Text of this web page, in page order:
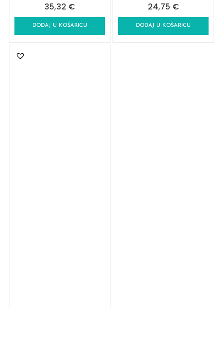
35,32 €
DODAJ U KOŠARICU
24,75 €
DODAJ U KOŠARICU